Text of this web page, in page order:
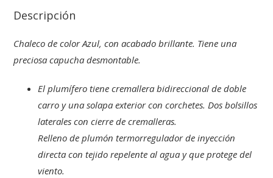
Descripción
Chaleco de color Azul, con acabado brillante. Tiene una
preciosa capucha desmontable.
El plumífero tiene cremallera bidireccional de doble
carro y una solapa exterior con corchetes. Dos bolsillos
laterales con cierre de cremalleras.
Relleno de plumón termorregulador de inyección
directa con tejido repelente al agua y que protege del
viento.